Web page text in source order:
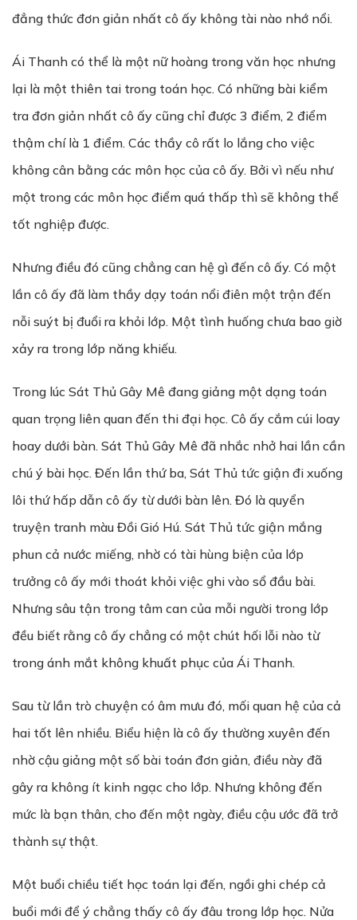
đẳng thức đơn giản nhất cô ấy không tài nào nhớ nổi.
Ái Thanh có thể là một nữ hoàng trong văn học nhưng
lại là một thiên tai trong toán học. Có những bài kiểm
tra đơn giản nhất cô ấy cũng chỉ được 3 điểm, 2 điểm
thậm chí là 1 điểm. Các thầy cô rất lo lắng cho việc
không cân bằng các môn học của cô ấy. Bởi vì nếu như
một trong các môn học điểm quá thấp thì sẽ không thể
tốt nghiệp được.
Nhưng điều đó cũng chẳng can hệ gì đến cô ấy. Có một
lần cô ấy đã làm thầy dạy toán nổi điên một trận đến
nỗi suýt bị đuổi ra khỏi lớp. Một tình huống chưa bao giờ
xảy ra trong lớp năng khiếu.
Trong lúc Sát Thủ Gây Mê đang giảng một dạng toán
quan trọng liên quan đến thi đại học. Cô ấy cắm cúi loay
hoay dưới bàn. Sát Thủ Gây Mê đã nhắc nhở hai lần cần
chú ý bài học. Đến lần thứ ba, Sát Thủ tức giận đi xuống
lôi thứ hấp dẫn cô ấy từ dưới bàn lên. Đó là quyển
truyện tranh màu Đồi Gió Hú. Sát Thủ tức giận mắng
phun cả nước miếng, nhờ có tài hùng biện của lớp
trưởng cô ấy mới thoát khỏi việc ghi vào sổ đầu bài.
Nhưng sâu tận trong tâm can của mỗi người trong lớp
đều biết rằng cô ấy chẳng có một chút hối lỗi nào từ
trong ánh mắt không khuất phục của Ái Thanh.
Sau từ lần trò chuyện có âm mưu đó, mối quan hệ của cả
hai tốt lên nhiều. Biểu hiện là cô ấy thường xuyên đến
nhờ cậu giảng một số bài toán đơn giản, điều này đã
gây ra không ít kinh ngạc cho lớp. Nhưng không đến
mức là bạn thân, cho đến một ngày, điều cậu ước đã trở
thành sự thật.
Một buổi chiều tiết học toán lại đến, ngồi ghi chép cả
buổi mới để ý chẳng thấy cô ấy đâu trong lớp học. Nửa